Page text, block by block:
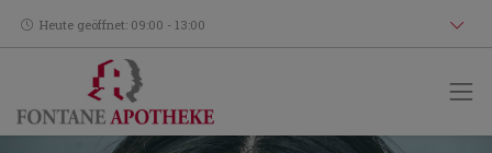
Heute geöffnet: 09:00 - 13:00